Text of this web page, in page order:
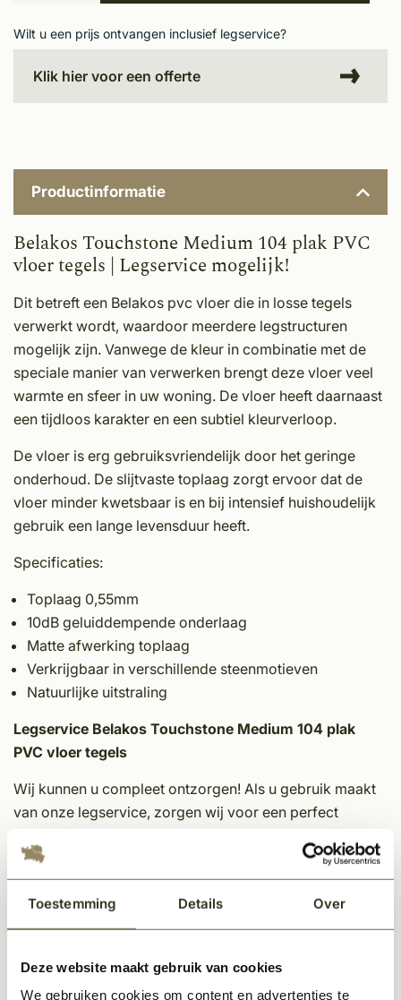
Toestemming Details Over
Deze website maakt gebruik van cookies
We gebruiken cookies om content en advertenties te
Wilt u een prijs ontvangen inclusief legservice?
Klik hier voor een offerte
Productinformatie
Belakos Touchstone Medium 104 plak PVC
vloer tegels | Legservice mogelijk!
Dit betreft een Belakos pvc vloer die in losse tegels
verwerkt wordt, waardoor meerdere legstructuren
mogelijk zijn. Vanwege de kleur in combinatie met de
speciale manier van verwerken brengt deze vloer veel
warmte en sfeer in uw woning. De vloer heeft daarnaast
een tijdloos karakter en een subtiel kleurverloop.
De vloer is erg gebruiksvriendelijk door het geringe
onderhoud. De slijtvaste toplaag zorgt ervoor dat de
vloer minder kwetsbaar is en bij intensief huishoudelijk
gebruik een lange levensduur heeft.
Specificaties:
Toplaag 0,55mm
10dB geluiddempende onderlaag
Matte afwerking toplaag
Verkrijgbaar in verschillende steenmotieven
Natuurlijke uitstraling
Legservice Belakos Touchstone Medium 104 plak
PVC vloer tegels
Wij kunnen u compleet ontzorgen! Als u gebruik maakt
van onze legservice, zorgen wij voor een perfect
keuze maken uit het ruime assortiment pvc vloeren.
Wat kunt u van ons verwachten als u onze legservice
Schuren van de vloer